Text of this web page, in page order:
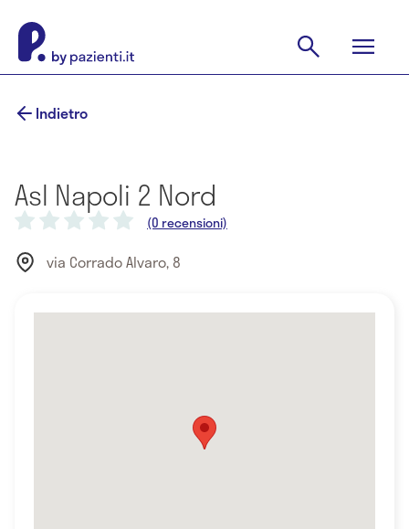
Indietro
Asl Napoli 2 Nord
(0 recensioni)
via Corrado Alvaro, 8